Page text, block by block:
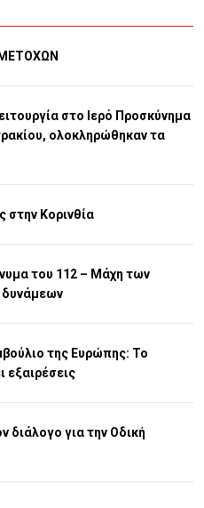
στο Ιερό Προσκύνημα
ολοκληρώθηκαν τα
στην Κορινθία
του 112 – Μάχη των
δυνάμεων
της Ευρώπης: Το
εξαιρέσεις
διάλογο για την Οδική